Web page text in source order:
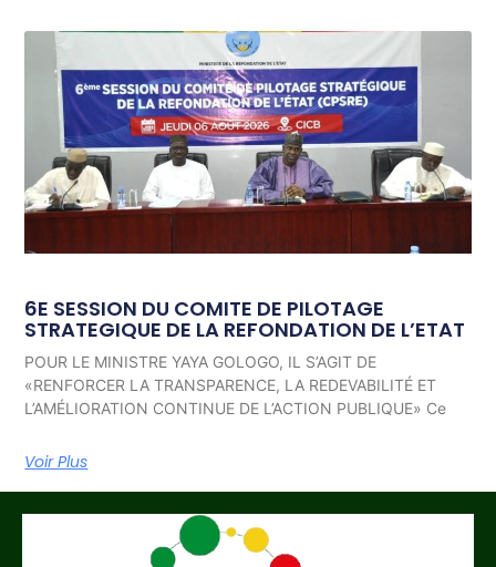
6E SESSION DU COMITE DE PILOTAGE
STRATEGIQUE DE LA REFONDATION DE L’ETAT
POUR LE MINISTRE YAYA GOLOGO, IL S’AGIT DE
«RENFORCER LA TRANSPARENCE, LA REDEVABILITÉ ET
L’AMÉLIORATION CONTINUE DE L’ACTION PUBLIQUE» Ce
Voir Plus